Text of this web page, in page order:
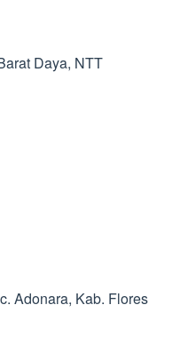
Daya, NTT
Adonara, Kab. Flores